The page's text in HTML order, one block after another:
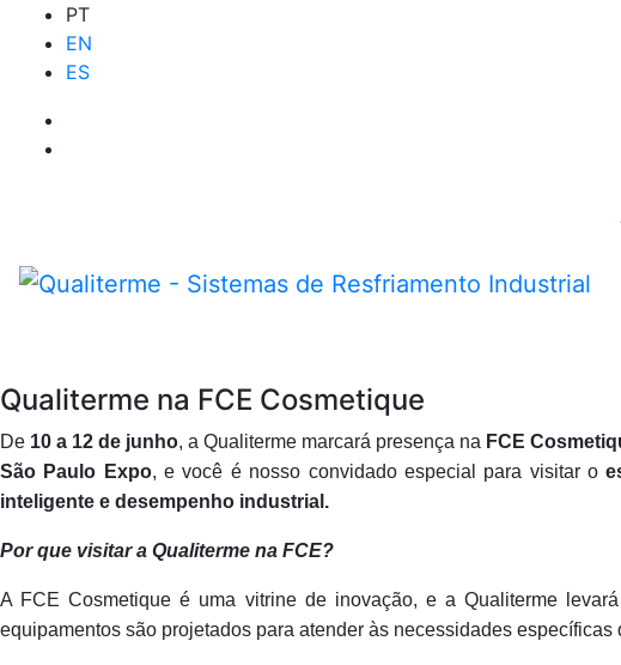
PT
EN
ES
Qualiterme na FCE Cosmetique
De 10 a 12 de junho, a Qualiterme marcará presença na FCE
São Paulo Expo, e você é nosso convidado especial para visitar o
inteligente e desempenho industrial.
Por que visitar a Qualiterme na FCE?
A FCE Cosmetique é uma vitrine de inovação, e a Qualiterme
equipamentos são projetados para atender às necessidades específicas